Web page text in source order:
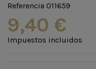
Referencia 011659
9,40 €
Impuestos incluidos